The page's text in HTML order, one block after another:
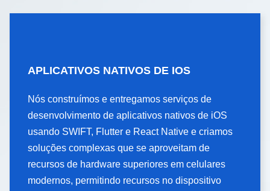
APLICATIVOS NATIVOS DE IOS
Nós construímos e entregamos serviços de
desenvolvimento de aplicativos nativos de iOS
usando SWIFT, Flutter e React Native e criamos
soluções complexas que se aproveitam de
recursos de hardware superiores em celulares
modernos, permitindo recursos no dispositivo
APLICATIVOS NATIVOS DE
Nós construímos e entregamos serviços de
desenvolvimento de aplicativos nativos de iOS
usando SWIFT, Flutter e React Native e criamos
soluções complexas que se aproveitam de
modernos, permitindo recursos no dispositivo